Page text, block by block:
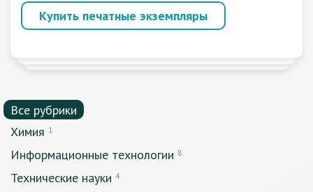
Купить печатные экземпляры
Все рубрики
Химия 1
Информационные технологии 8
Технические науки 4